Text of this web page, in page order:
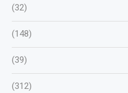
(32)
(148)
(39)
(312)